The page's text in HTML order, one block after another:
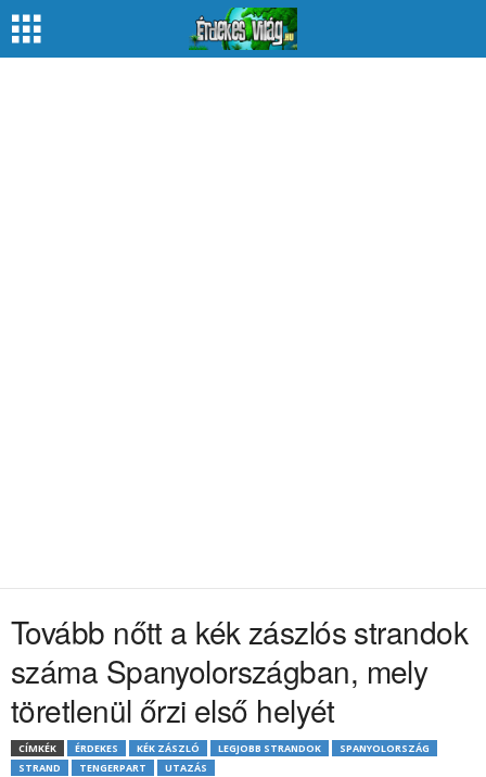
Tovább nőtt a kék zászlós strandok
száma Spanyolországban, mely
töretlenül őrzi első helyét
CÍMKÉK ÉRDEKES KÉK ZÁSZLÓ LEGJOBB STRANDOK
SPANYOLORSZÁG
STRAND
TENGERPART UTAZÁS